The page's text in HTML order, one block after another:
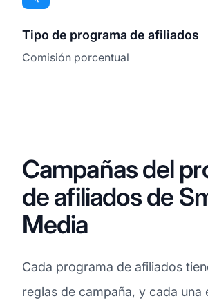
Tipo de programa de afiliados
Comisión porcentual
Campañas del
de afiliados de
Media
Cada programa de afiliados
reglas de campaña, y cada una